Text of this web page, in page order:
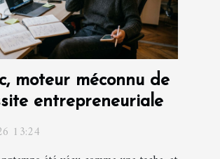
moteur méconnu de
entrepreneuriale
13:24